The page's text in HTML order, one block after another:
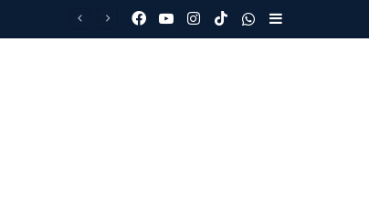
Facebook
YouTubeInstagram
TikTokWhatsApp
Barra Lateral